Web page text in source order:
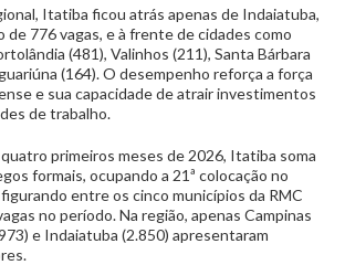
Itatiba ficou atrás apenas de Indaiatuba,
de 776 vagas, e à frente de cidades como
(481), Valinhos (211), Santa Bárbara
(164). O desempenho reforça a força
e sua capacidade de atrair investimentos
de trabalho.
primeiros meses de 2026, Itatiba soma
formais, ocupando a 21ª colocação no
entre os cinco municípios da RMC
no período. Na região, apenas Campinas
e Indaiatuba (2.850) apresentaram